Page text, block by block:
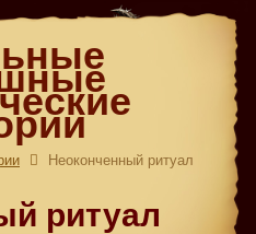
Неоконченный ритуал
ритуал